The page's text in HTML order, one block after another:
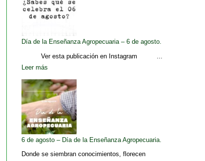
Día de la Enseñanza Agropecuaria – 6 de agosto.
Ver esta publicación en Instagram ...
Leer más
6 de agosto – Día de la Enseñanza Agropecuaria.
Donde se siembran conocimientos, florecen